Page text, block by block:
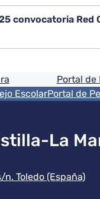
convocatoria Red
Portal de
EscolarPortal de
La
institución
Toledo (España)